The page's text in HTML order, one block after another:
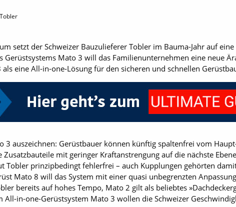
setzt der Schweizer Bauzulieferer Tobler im Bauma-Jahr auf
Mato 3 will das Familienunternehmen eine neue
eine All-in-one-Lösung für den sicheren und schnellen
3 auszeichnen: Gerüstbauer können künftig spaltenfrei vom
mit geringer Kraftanstrengung auf die nächste
Tobler prinzipbedingt fehlerfrei – auch Kupplungen gehörten
Mato 8 will das System mit einer quasi unbegrenzten
bereits auf hohes Tempo, Mato 2 gilt als beliebtes
All-in-one-Gerüstsystem Mato 3 wollen die Schweizer